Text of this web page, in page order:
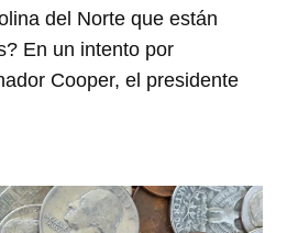
del Norte que están
En un intento por
Cooper, el presidente